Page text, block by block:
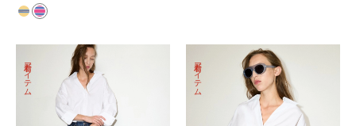
新着アイテム 新着アイテム